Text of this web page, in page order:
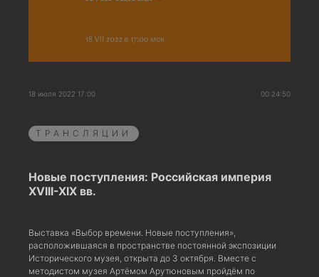
18 июля 2022 17:00 00:24:50
ТРАНСЛЯЦИИ
Новые поступления: Российская империя
XVIII-XIX вв.
Выставка «Выбор времени. Новые поступления»,
расположившаяся в пространстве постоянной экспозиции
Исторического музея, открыта до 3 октября. Вместе с
методистом музея Артёмом Арутюновым пройдём по